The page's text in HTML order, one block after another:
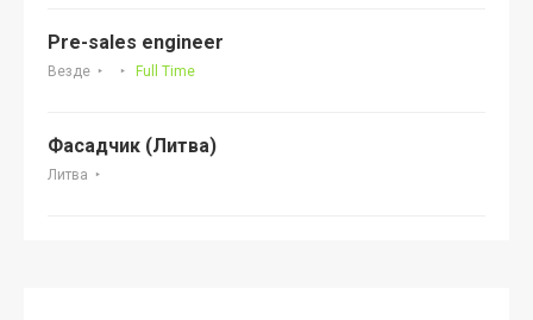
Pre-sales engineer
Везде Full Time
Фасадчик (Литва)
Литва